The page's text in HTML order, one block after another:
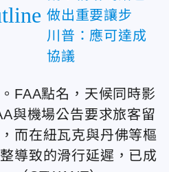
做出重要讓步
川普：應可達成
協議
FAA點名，天候同時影
與機場公告要求旅客留
而在紐瓦克與丹佛等樞
導致的滑行延遲，已成